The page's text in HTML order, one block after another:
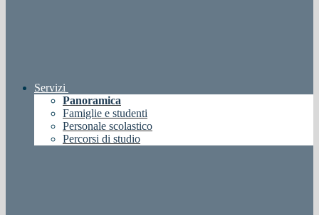
Servizi
Panoramica
Famiglie e studenti
Personale scolastico
Percorsi di studio